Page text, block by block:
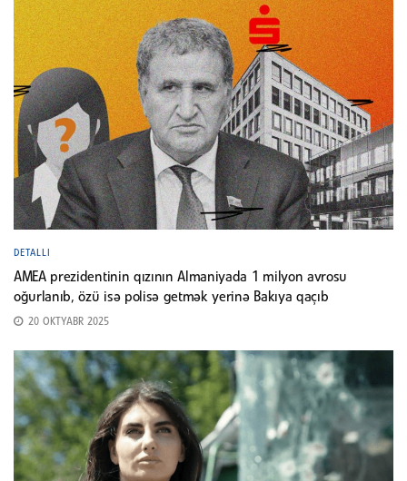
DETALLI
AMEA prezidentinin qızının Almaniyada 1 milyon avrosu
oğurlanıb, özü isə polisə getmək yerinə Bakıya qaçıb
20 OKTYABR 2025